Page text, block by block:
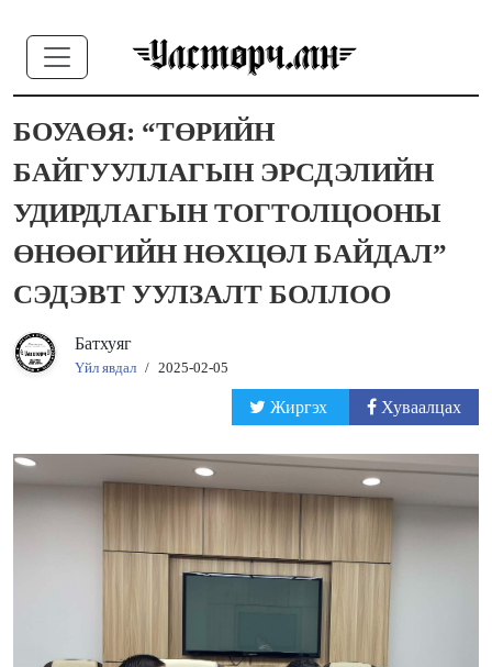
БОУАӨЯ: “ТӨРИЙН
БАЙГУУЛЛАГЫН ЭРСДЭЛИЙН
УДИРДЛАГЫН ТОГТОЛЦООНЫ
ӨНӨӨГИЙН НӨХЦӨЛ БАЙДАЛ”
СЭДЭВТ УУЛЗАЛТ БОЛЛОО
Батхуяг
Үйл явдал / 2025-02-05
Жиргэх Хуваалцах